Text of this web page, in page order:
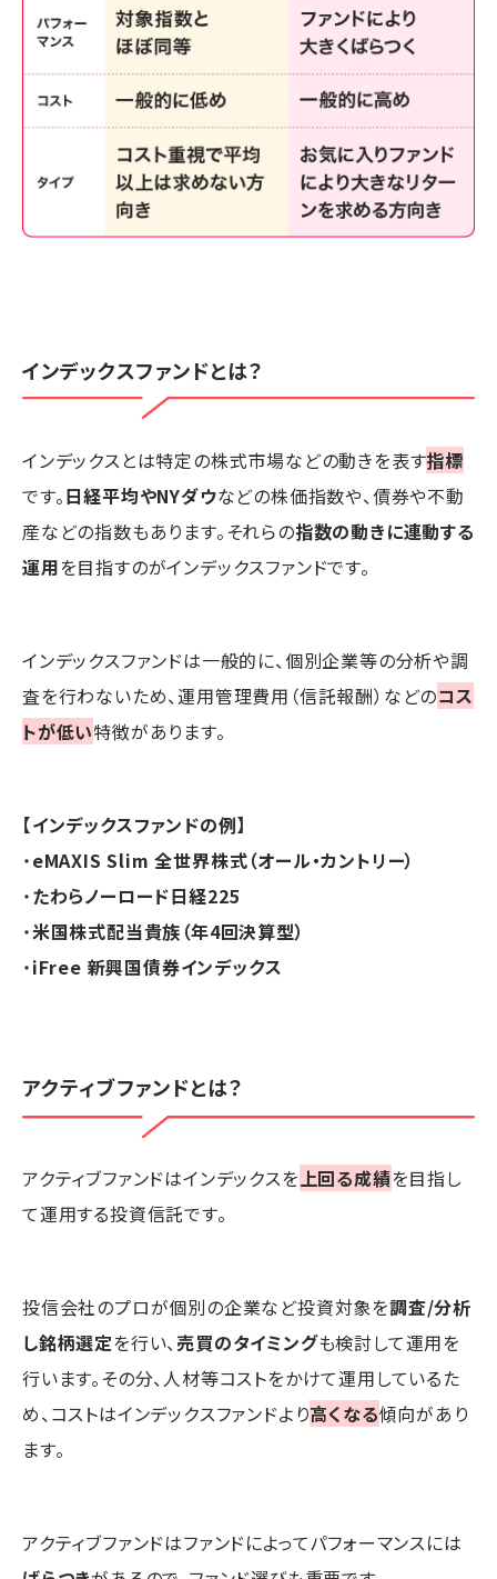
インデックスファンドとは？
インデックスとは特定の株式市場などの動きを表す指標
です。日経平均やNYダウなどの株価指数や、債券や不動
産などの指数もあります。それらの指数の動きに連動する
運用を目指すのがインデックスファンドです。
インデックスファンドは一般的に、個別企業等の分析や調
査を行わないため、運用管理費用（信託報酬）などのコス
トが低い特徴があります。
【インデックスファンドの例】
・eMAXIS Slim 全世界株式（オール・カントリー）
・たわらノーロード日経225
・米国株式配当貴族（年4回決算型）
・iFree 新興国債券インデックス
アクティブファンドとは？
アクティブファンドはインデックスを上回る成績を目指し
て運用する投資信託です。
投信会社のプロが個別の企業など投資対象を調査/分析
し銘柄選定を行い、売買のタイミングも検討して運用を
行います。その分、人材等コストをかけて運用しているた
め、コストはインデックスファンドより高くなる傾向があり
ます。
アクティブファンドはファンドによってパフォーマンスには